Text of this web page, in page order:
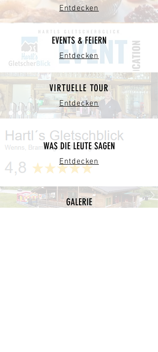
Entdecken
EVENTS & FEIERN
Entdecken
VIRTUELLE TOUR
Entdecken
WAS DIE LEUTE SAGEN
Entdecken
GALERIE